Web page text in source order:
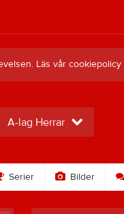
Läs vår cookiepolicy
A-lag Herrar
Serier Bilder